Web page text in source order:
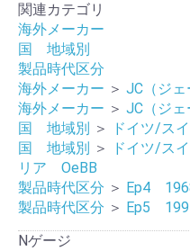
関連カテゴリ
海外メーカー
国 地域別
製品時代区分
海外メーカー ＞ JC（ジェ
海外メーカー ＞ JC（ジェ
国 地域別 ＞
ドイツ/ス
国 地域別 ＞ ドイツ/ス
リア OeBB
製品時代区分 ＞ Ep4
製品時代区分 ＞ Ep5
Nゲージ